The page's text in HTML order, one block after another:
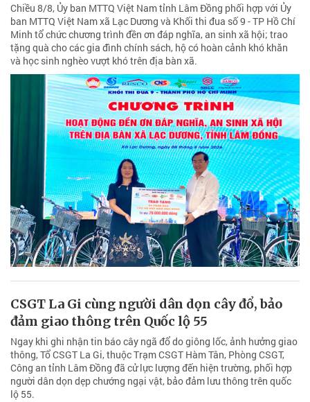
Chiều 8/8, Ủy ban MTTQ Việt Nam tỉnh Lâm Đồng phối hợp với Ủy
ban MTTQ Việt Nam xã Lạc Dương và Khối thi đua số 9 - TP Hồ Chí
Minh tổ chức chương trình đền ơn đáp nghĩa, an sinh xã hội; trao
tặng quà cho các gia đình chính sách, hộ có hoàn cảnh khó khăn
và học sinh nghèo vượt khó trên địa bàn xã.
CSGT La Gi cùng người dân dọn cây đổ, bảo
đảm giao thông trên Quốc lộ 55
Ngay khi ghi nhận tin báo cây ngã đổ do giông lốc, ảnh hưởng giao
thông, Tổ CSGT La Gi, thuộc Trạm CSGT Hàm Tân, Phòng CSGT,
Công an tỉnh Lâm Đồng đã cử lực lượng đến hiện trường, phối hợp
người dân dọn dẹp chướng ngại vật, bảo đảm lưu thông trên quốc
lộ 55.